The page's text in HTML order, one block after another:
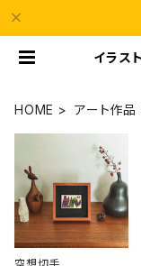
イラス
HOME アート作品